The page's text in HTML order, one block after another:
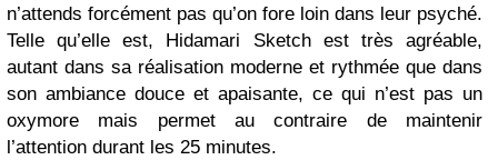
n’attends forcément pas qu’on fore loin dans leur psyché.
Telle qu’elle est, Hidamari Sketch est très agréable,
autant dans sa réalisation moderne et rythmée que dans
son ambiance douce et apaisante, ce qui n’est pas un
oxymore mais permet au contraire de maintenir
l’attention durant les 25 minutes.